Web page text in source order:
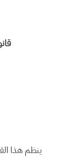
قانون رقم
ينظم هذا